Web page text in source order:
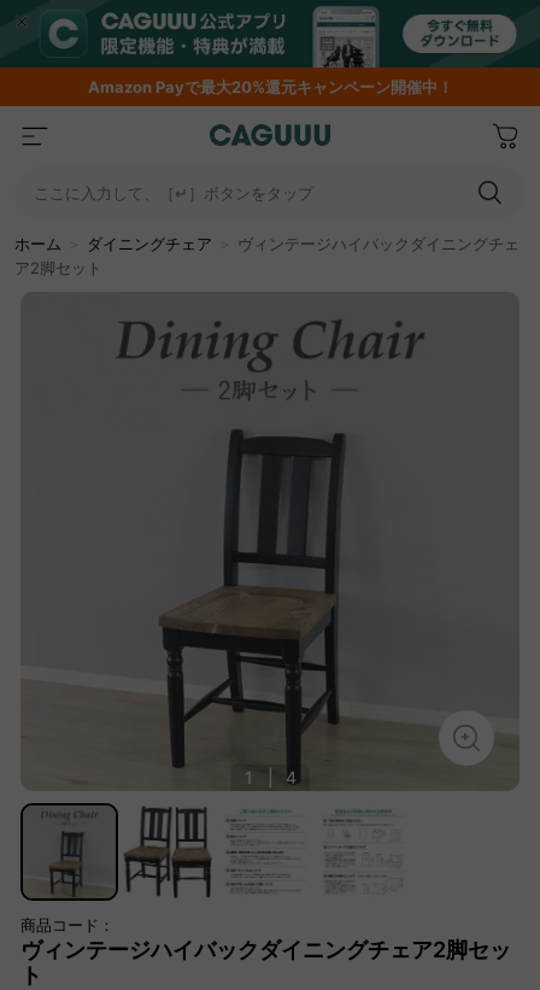
AmazonPayで最大20%還元キャンペーン開催中！
ここに入力して、［↵］ボタンをタップ
ホーム ダイニングチェア
ヴィンテージハイバックダイニングチェ
ア2脚セット
1 4
商品コード：
ヴィンテージハイバックダイニングチェア2脚セッ
ト